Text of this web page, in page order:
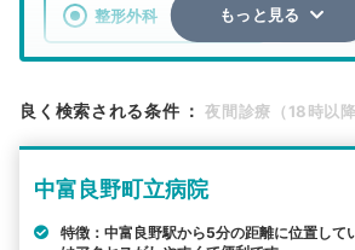
整形外科 整
検索する
詳細条件で絞り込む
もっと見る
良く検索される条件 ： 夜間診療（18時以降
中富良野町立病院
特徴：中富良野駅から5分の距離に位置して